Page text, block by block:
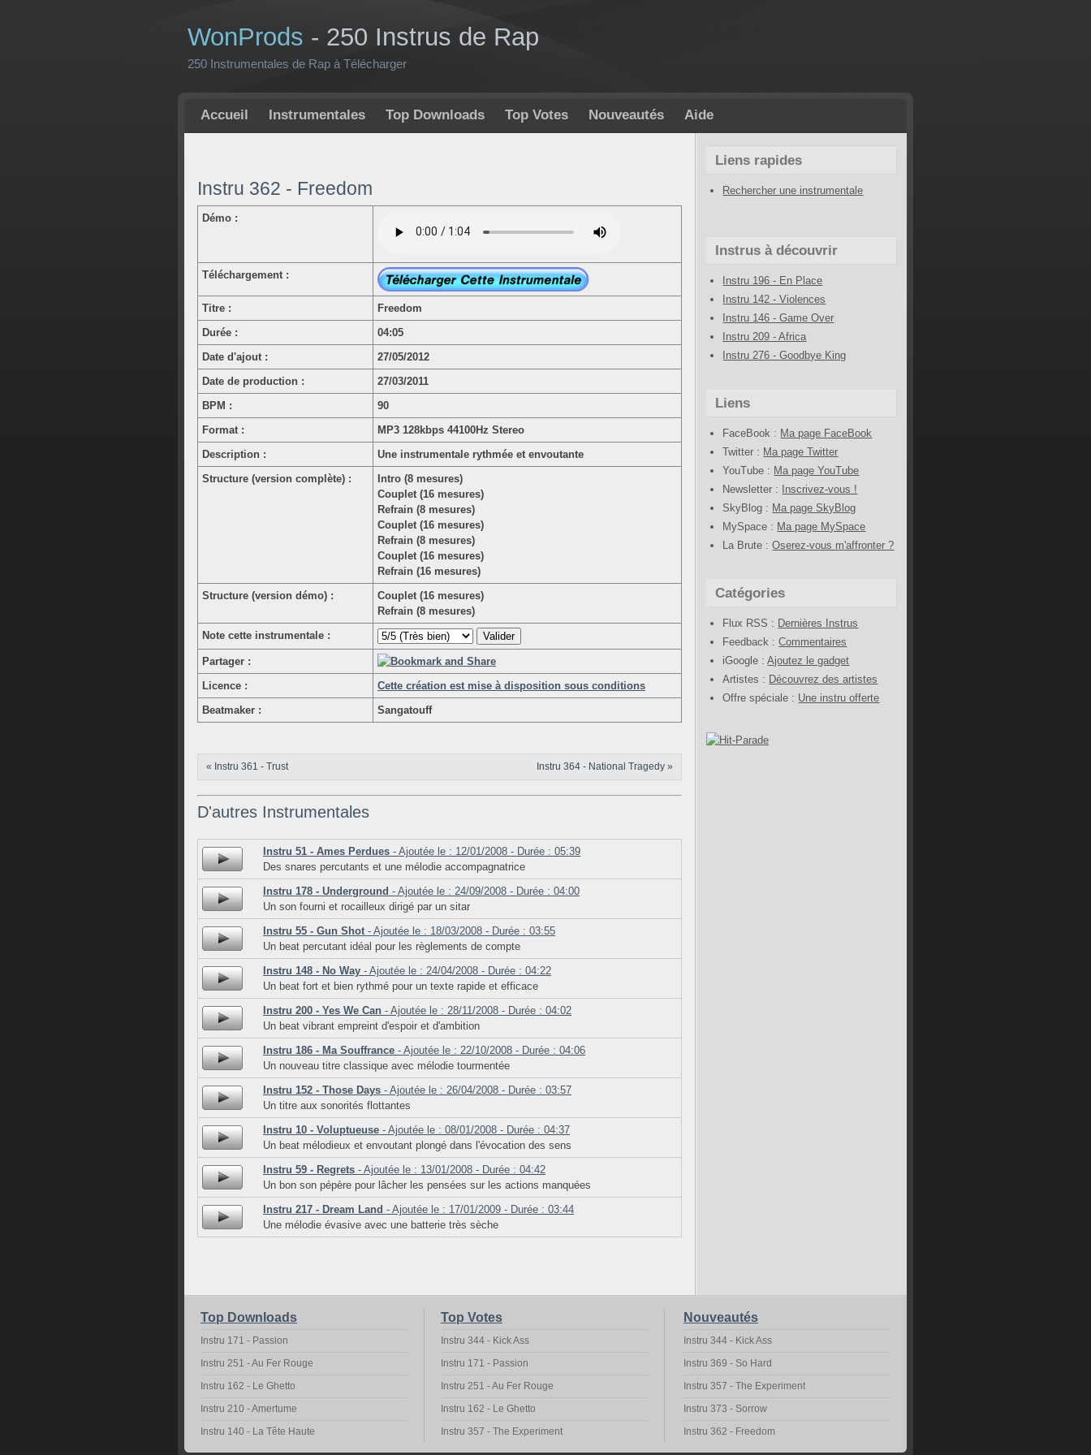
WonProds - 250 Instrus de Rap
250 Instrumentales de Rap à Télécharger
Accueil Instrumentales Top Downloads Top Votes Nouveautés Aide
Instru 362 - Freedom
Démo :
Téléchargement :
Titre :
Freedom
Durée :
04:05
Date d'ajout :
27/05/2012
Date de production :
27/03/2011
BPM :
90
Format :
MP3 128kbps 44100Hz Stereo
Description :
Une instrumentale rythmée et envoutante
Structure (version complète) :
Intro (8 mesures)
Couplet (16 mesures)
Refrain (8 mesures)
Couplet (16 mesures)
Refrain (8 mesures)
Couplet (16 mesures)
Refrain (16 mesures)
Structure (version démo) :
Couplet (16 mesures)
Refrain (8 mesures)
Note cette instrumentale :
Partager :
Licence :
Cette création est mise à disposition sous conditions
Beatmaker :
Sangatouff
« Instru 361 - Trust Instru 364 - National Tragedy »
D'autres Instrumentales
Instru 51 - Ames Perdues - Ajoutée le : 12/01/2008 - Durée : 05:39
Des snares percutants et une mélodie accompagnatrice
Instru 178 - Underground - Ajoutée le : 24/09/2008 - Durée : 04:00
Un son fourni et rocailleux dirigé par un sitar
Instru 55 - Gun Shot - Ajoutée le : 18/03/2008 - Durée : 03:55
Un beat percutant idéal pour les règlements de compte
Instru 148 - No Way - Ajoutée le : 24/04/2008 - Durée : 04:22
Un beat fort et bien rythmé pour un texte rapide et efficace
Instru 200 - Yes We Can - Ajoutée le : 28/11/2008 - Durée : 04:02
Un beat vibrant empreint d'espoir et d'ambition
Instru 186 - Ma Souffrance - Ajoutée le : 22/10/2008 - Durée : 04:06
Un nouveau titre classique avec mélodie tourmentée
Instru 152 - Those Days - Ajoutée le : 26/04/2008 - Durée : 03:57
Un titre aux sonorités flottantes
Instru 10 - Voluptueuse - Ajoutée le : 08/01/2008 - Durée : 04:37
Un beat mélodieux et envoutant plongé dans l'évocation des sens
Instru 59 - Regrets - Ajoutée le : 13/01/2008 - Durée : 04:42
Un bon son pépère pour lâcher les pensées sur les actions manquées
Instru 217 - Dream Land - Ajoutée le : 17/01/2009 - Durée : 03:44
Une mélodie évasive avec une batterie très sèche
Liens rapides
Rechercher une instrumentale
Instrus à découvrir
Instru 196 - En Place
Instru 142 - Violences
Instru 146 - Game Over
Instru 209 - Africa
Instru 276 - Goodbye King
Liens
FaceBook : Ma page FaceBook
Twitter : Ma page Twitter
YouTube : Ma page YouTube
Newsletter :
Inscrivez-vous !
SkyBlog : Ma page SkyBlog
MySpace : Ma page MySpace
La Brute :Oserez-vous m'affronter ?
Catégories
Flux RSS : Dernières Instrus
Feedback :Commentaires
iGoogle :Ajoutez le gadget
Artistes : Découvrez des artistes
Offre spéciale : Une instru offerte
Top Downloads
Instru 171 - Passion
Instru 251 - Au Fer Rouge
Instru 162 - Le Ghetto
Instru 210 - Amertume
Instru 140 - La Tête Haute
Top Votes
Instru 344 - Kick Ass
Instru 171 - Passion
Instru 251 - Au Fer Rouge
Instru 162 - Le Ghetto
Instru 357 - The Experiment
Nouveautés
Instru 344 - Kick Ass
Instru 369 - So Hard
Instru 357 - The Experiment
Instru 373 - Sorrow
Instru 362 - Freedom